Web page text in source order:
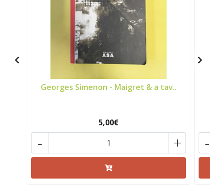
Georges Simenon - Maigret & a tav..
5,00€
+
- -